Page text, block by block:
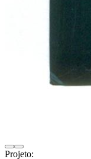
Projeto: